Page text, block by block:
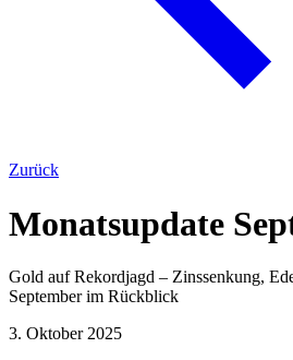
Zurück
Monatsupdate
Gold auf Rekordjagd – Zinssenkung,
September im Rückblick
3. Oktober 2025